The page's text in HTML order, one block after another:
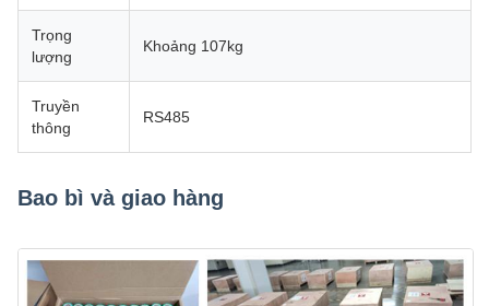
Trọng
lượng
Khoảng 107kg
Truyền
thông
RS485
Bao bì và giao hàng